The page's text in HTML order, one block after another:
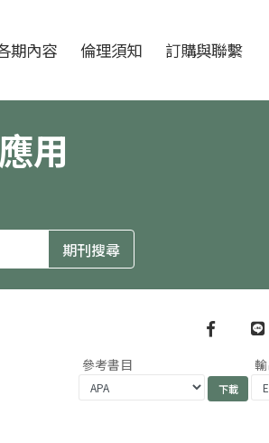
期內容 倫理須知 訂購與聯繫
用
Facebook
line
參考書目